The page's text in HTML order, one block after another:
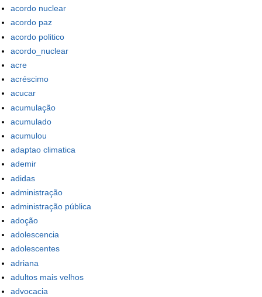
acordo nuclear
acordo paz
acordo politico
acordo_nuclear
acre
acréscimo
acucar
acumulação
acumulado
acumulou
adaptao climatica
ademir
adidas
administração
administração pública
adoção
adolescencia
adolescentes
adriana
adultos mais velhos
advocacia